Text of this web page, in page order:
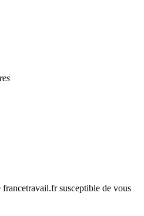
susceptible de vous